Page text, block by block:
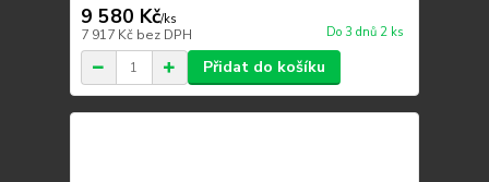
9 580 Kč/ks
7 917 Kč bez DPH Do 3 dnů 2 ks
Přidat do košíku